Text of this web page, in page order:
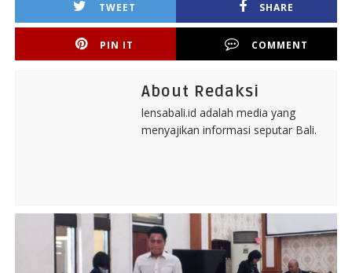
TWEET SHARE
PIN IT COMMENT
About Redaksi
lensabali.id adalah media yang
menyajikan informasi seputar Bali.